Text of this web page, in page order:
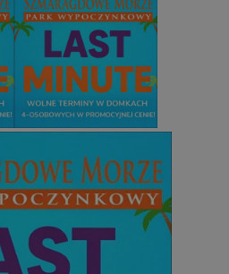
Niesklasyfikowane
Wydajność Targetowanie
umożliwiają korzystanie z podstawowych
użytkownika i zarządzanie kontem. Bez
korzystać ze strony internetowej.